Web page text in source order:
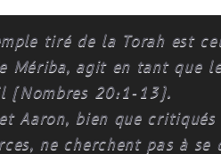
tiré de la Torah est
Mériba, agit en tant que
(Nombres 20:1-13).
Aaron, bien que
ne cherchent pas à